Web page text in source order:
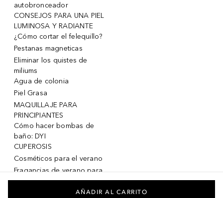
autobronceador
CONSEJOS PARA UNA PIEL
LUMINOSA Y RADIANTE
¿Cómo cortar el felequillo?
Pestanas magneticas
Eliminar los quistes de
miliums
Agua de colonia
Piel Grasa
MAQUILLAJE PARA
PRINCIPIANTES
Cómo hacer bombas de
baño: DYI
CUPEROSIS
Cosméticos para el verano
Fragancias de verano para
mujeres
Fragancias de verano paraAÑADIR AL CARRITO